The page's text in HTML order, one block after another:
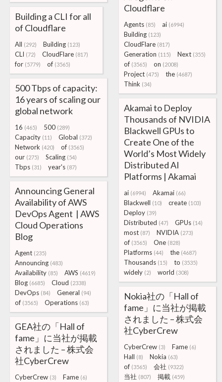
Cloudflare
Agents (85) ai (6994)
Building (123)
CloudFlare (817)
Generation (115) Next (355)
of (3565) on (2008)
Project (475) the (4687)
Think (34)
Building a CLI for all
of Cloudflare
All (292) Building (123)
CLI (72) CloudFlare (817)
for (5779) of (3565)
500 Tbps of capacity:
16 years of scaling our
global network
16 (465) 500 (289)
Capacity (11) Global (372)
Network (420) of (3565)
our (275) Scaling (54)
Tbps (31) year's (87)
Akamai to Deploy
Thousands of NVIDIA
Blackwell GPUs to
Create One of the
World’s Most Widely
Distributed AI
Platforms | Akamai
ai (6994) Akamai (66)
Blackwell (10) create (103)
Deploy (39)
Distributed (47) GPUs (14)
most (87) NVIDIA (273)
of (3565) One (828)
Platforms (44) the (4687)
Thousands (15) to (3535)
widely (2) world (308)
Announcing General
Availability of AWS
DevOps Agent | AWS
Cloud Operations
Blog
Agent (235)
Announcing (483)
Availability (85) AWS (4619)
Blog (6685) Cloud (2338)
DevOps (84) General (94)
of (3565) Operations (63)
Nokia社の「Hall of
fame」に当社が掲載
されました – 株式会
社CyberCrew
CyberCrew (3) Fame (6)
Hall (8) Nokia (63)
of (3565) 会社 (9322)
当社 (807) 掲載 (459)
GEA社の「Hall of
fame」に当社が掲載
されました – 株式会
社CyberCrew
CyberCrew (3) Fame (6)